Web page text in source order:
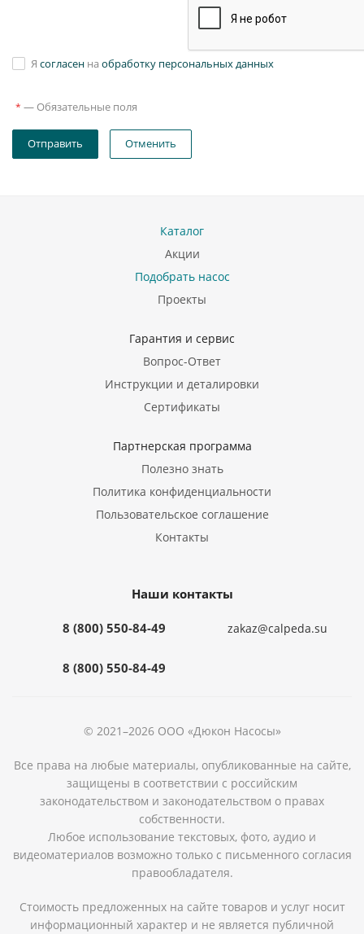
Я согласен на обработку персональных данных
* — Обязательные поля
Отправить Отменить
Каталог
Акции
Подобрать насос
Проекты
Гарантия и сервис
Вопрос-Ответ
Инструкции и деталировки
Сертификаты
Партнерская программа
Полезно знать
Политика конфиденциальности
Пользовательское соглашение
Контакты
Наши контакты
8 (800) 550-84-49
8 (800) 550-84-49
zakaz@calpeda.su
© 2021–2026 ООО «Дюкон Насосы»
Все права на любые материалы, опубликованные на сайте,
защищены в соответствии с российским
законодательством и законодательством о правах
собственности.
Любое использование текстовых, фото, аудио и
видеоматериалов возможно только с письменного согласия
правообладателя.
Стоимость предложенных на сайте товаров и услуг носит
информационный характер и не является публичной